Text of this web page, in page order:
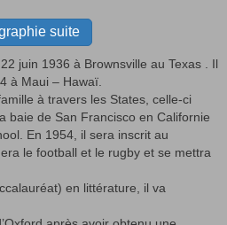
suite
juin 1936 à Brownsville au Texas . Il
à Maui – Hawaï.
à travers les States, celle-ci
baie de San Francisco en Californie
En 1954, il sera inscrit au
le football et le rugby et se mettra
en littérature, il va